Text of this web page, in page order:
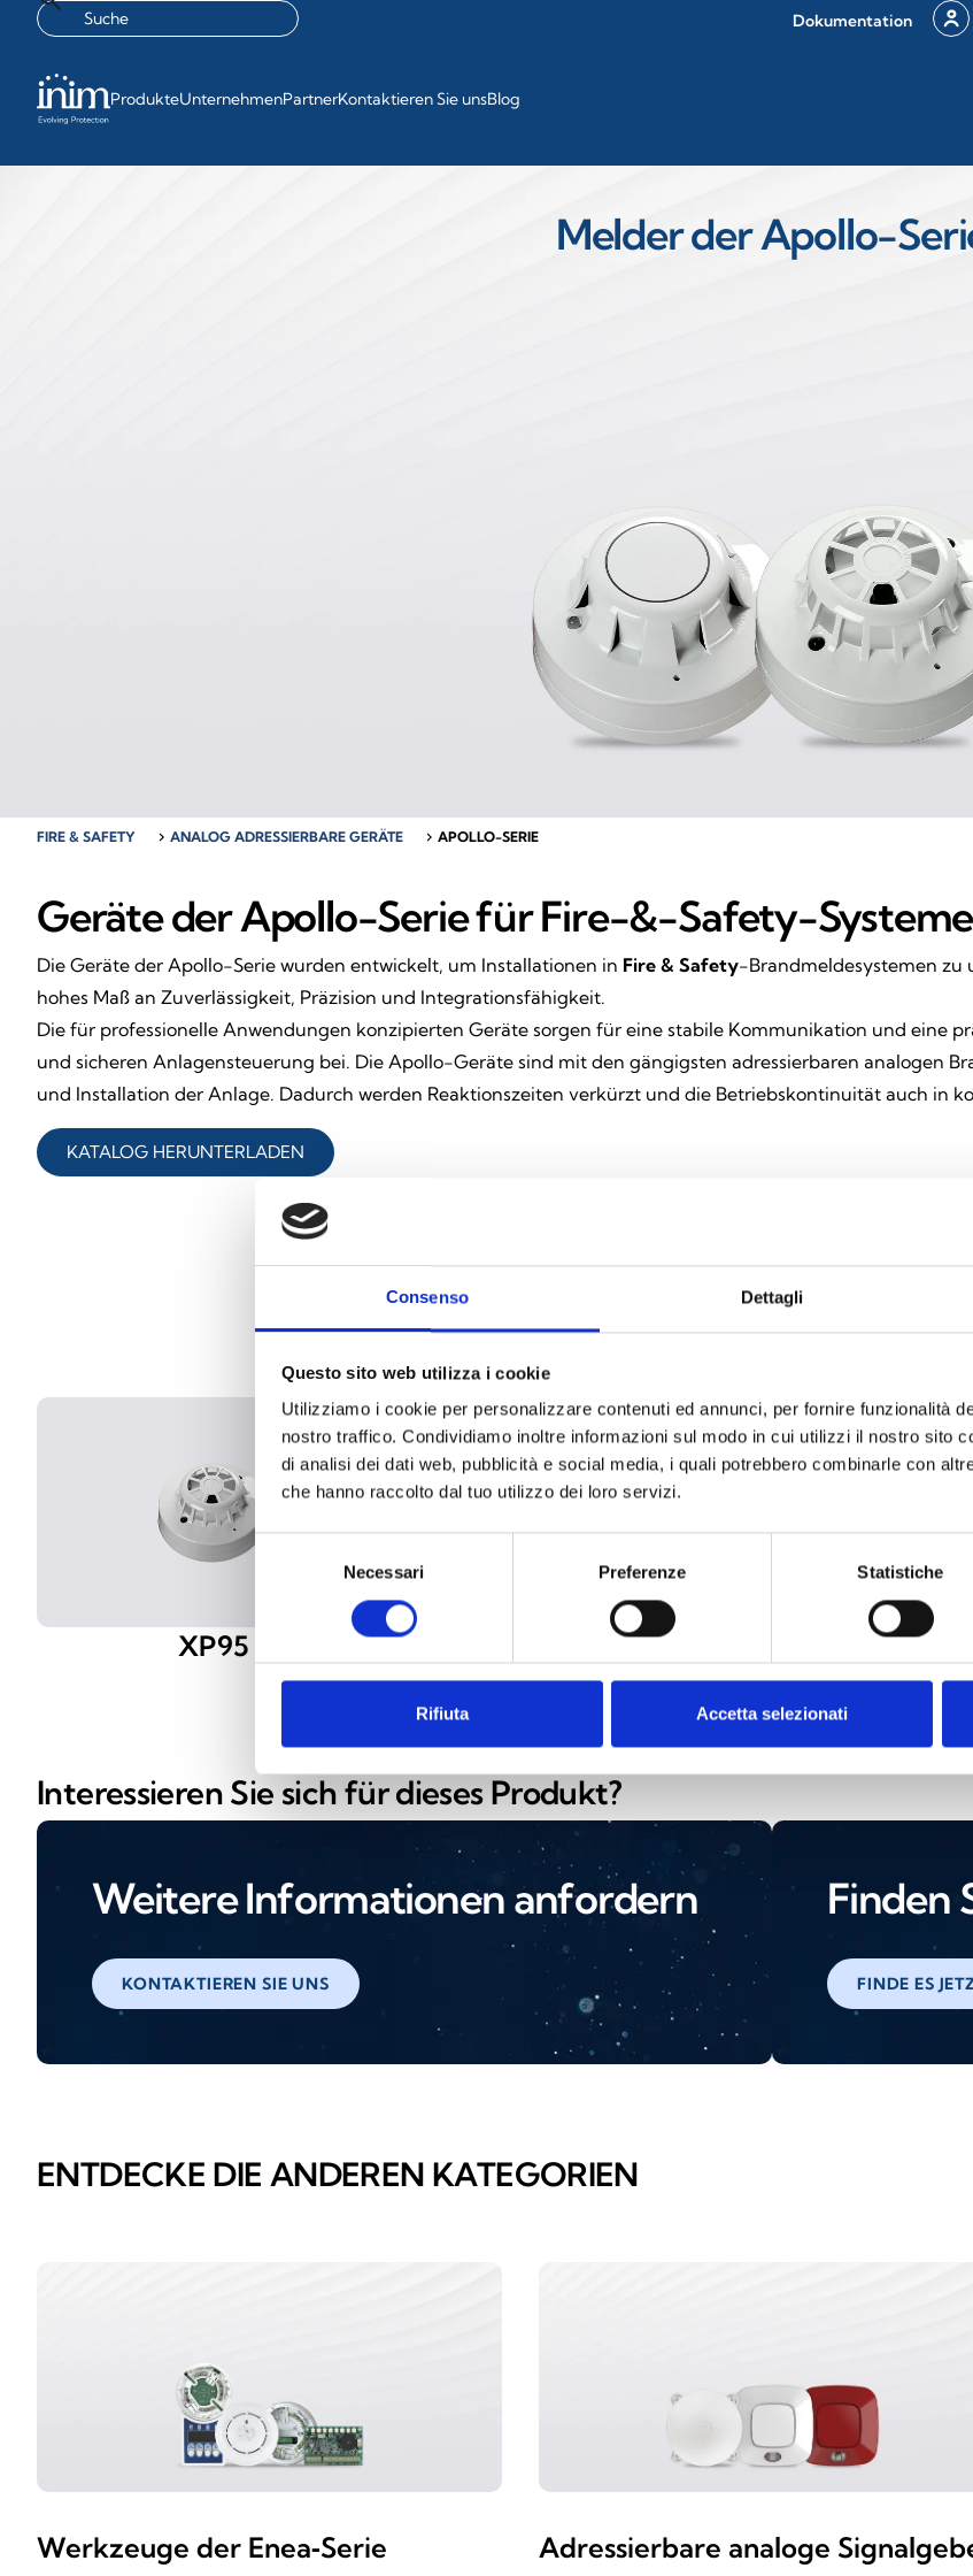
Consenso Dettagli
Questo sito web utilizza i cookie
Utilizziamo i cookie per personalizzare contenuti ed annunci, per fornire funzionalità
nostro traffico. Condividiamo inoltre informazioni sul modo in cui utilizzi il nostro sito
di analisi dei dati web, pubblicità e social media, i quali potrebbero combinarle con
che hanno raccolto dal tuo utilizzo dei loro servizi.
Selezione
Necessari Preferenze Statistiche
Rifiuta Accetta selezionati
Dokumentation
ProdukteUnternehmenPartnerKontaktieren Sie unsBlog
Melder der Apollo-
FIRE & SAFETY chevron_right ANALOG ADRESSIERBARE GERÄTE chevron_right APOLLO-SERIE
Geräte der Apollo-Serie für Fire-&-Safety-Systeme
Die Geräte der Apollo-Serie wurden entwickelt, um Installationen in Fire & Safety-Brandmeldesystemen zu
hohes Maß an Zuverlässigkeit, Präzision und Integrationsfähigkeit.
Die für professionelle Anwendungen konzipierten Geräte sorgen für eine stabile Kommunikation und eine
und sicheren Anlagensteuerung bei. Die Apollo-Geräte sind mit den gängigsten adressierbaren analogen
und Installation der Anlage. Dadurch werden Reaktionszeiten verkürzt und die Betriebskontinuität auch in
KATALOG HERUNTERLADEN
Alle Produkte anzeigen
XP95 Discovery
Interessieren Sie sich für dieses Produkt?
Weitere Informationen anfordern
KONTAKTIEREN SIE UNS
Finden
FINDE ES
ENTDECKE DIE ANDEREN KATEGORIEN
Werkzeuge der Enea‑Serie Adressierbare analoge